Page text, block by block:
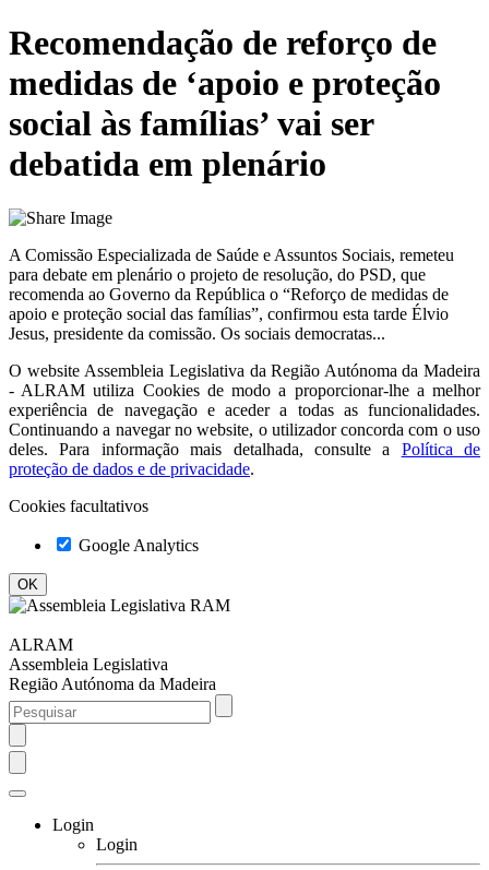
Recomendação de reforço de
medidas de ‘apoio e proteção
social às famílias’ vai ser
debatida em plenário
A Comissão Especializada de Saúde e Assuntos Sociais, remeteu
para debate em plenário o projeto de resolução, do PSD, que
recomenda ao Governo da República o “Reforço de medidas de
apoio e proteção social das famílias”, confirmou esta tarde Élvio
Jesus, presidente da comissão. Os sociais democratas...
O website Assembleia Legislativa da Região Autónoma da Madeira
- ALRAM utiliza Cookies de modo a proporcionar-lhe a melhor
experiência de navegação e aceder a todas as funcionalidades.
Continuando a navegar no website, o utilizador concorda com o uso
deles. Para informação mais detalhada, consulte a
Política de
proteção de dados e de privacidade.
Cookies facultativos
Google Analytics
ALRAM
Assembleia Legislativa
Região Autónoma da Madeira
Login
Login